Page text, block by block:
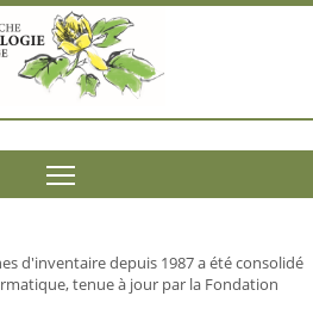
d'inventaire depuis 1987 a été consolidé
tenue à jour par la Fondation